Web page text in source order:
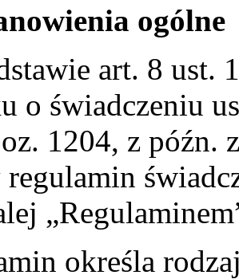
ogólne
art. 8 ust.
o świadczeniu
1204, z późn.
określa